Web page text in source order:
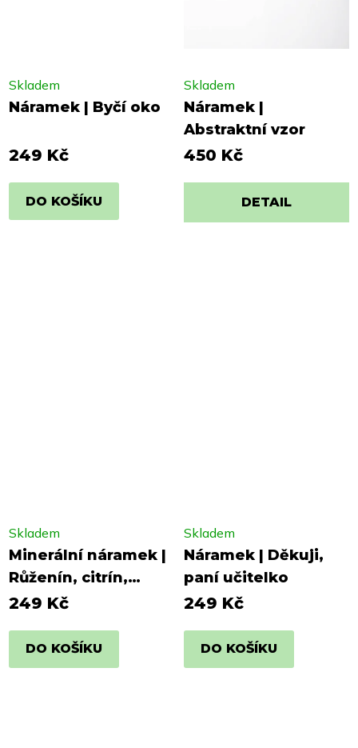
Náramek | Byčí oko
Skladem
249 Kč
DO KOŠÍKU
Náramek |
Abstraktní vzor
Skladem
450 Kč
DETAIL
Minerální náramek |
Růženín, citrín,
ametyst
Skladem
249 Kč
DO KOŠÍKU
Náramek | Děkuji,
paní učitelko
Skladem
249 Kč
DO KOŠÍKU